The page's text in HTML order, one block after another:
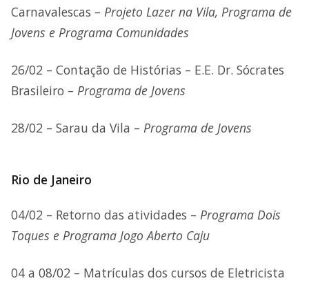
Carnavalescas – Projeto Lazer na Vila, Programa de
Jovens e Programa Comunidades
26/02 – Contação de Histórias – E.E. Dr. Sócrates
Brasileiro – Programa de Jovens
28/02 – Sarau da Vila – Programa de Jovens
Rio de Janeiro
04/02 – Retorno das atividades – Programa Dois
Toques e Programa Jogo Aberto Caju
04 a 08/02 – Matrículas dos cursos de Eletricista